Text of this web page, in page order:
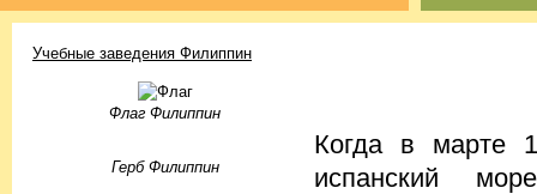
Учебные заведения Филиппин
Флаг Филиппин
Герб Филиппин
Когда в марте
испанский